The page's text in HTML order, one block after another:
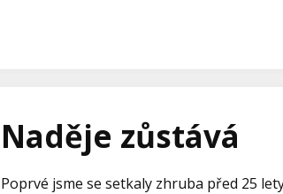
Naděje zůstává
Poprvé jsme se setkaly zhruba před 25